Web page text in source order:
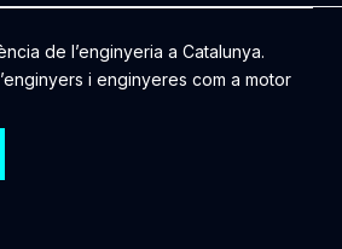
de l’enginyeria a Catalunya.
i enginyeres com a motor